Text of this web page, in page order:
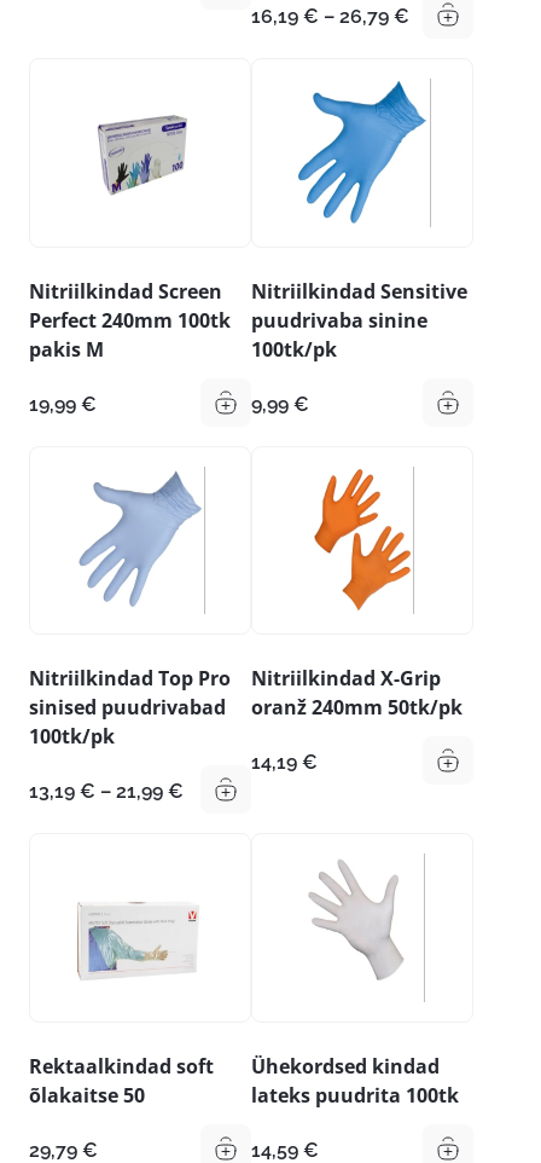
16,19 € – 26,79 €
Nitriilkindad Screen
Perfect 240mm 100tk
pakis M
19,99 €
Nitriilkindad Sensitive
puudrivaba sinine
100tk/pk
9,99 €
Nitriilkindad Top Pro
sinised puudrivabad
100tk/pk
13,19 € – 21,99 € Hinnavahemik:
Nitriilkindad X-Grip
oranž 240mm 50tk/pk
14,19 €
Rektaalkindad soft
õlakaitse 50
29,79 €
Ühekordsed kindad
lateks puudrita 100tk
14,59 €